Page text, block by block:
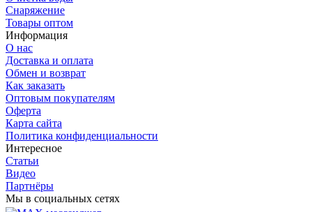
Снаряжение
Товары оптом
Информация
О нас
Доставка и оплата
Обмен и возврат
Как заказать
Оптовым покупателям
Оферта
Карта сайта
Политика конфиденциальности
Интересное
Статьи
Видео
Партнёры
Мы в социальных сетях